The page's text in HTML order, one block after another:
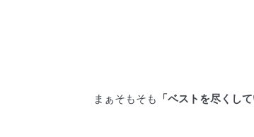
まぁそもそも 「ベストを尽くし